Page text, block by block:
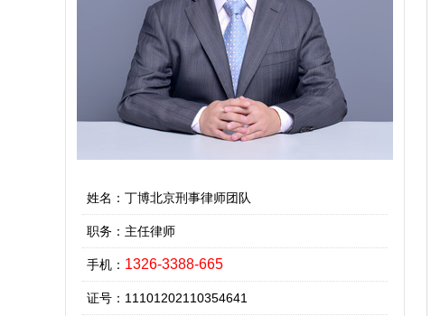
姓名：丁博北京刑事律师团队
职务：主任律师
手机： 1326-3388-665
证号：11101202110354641